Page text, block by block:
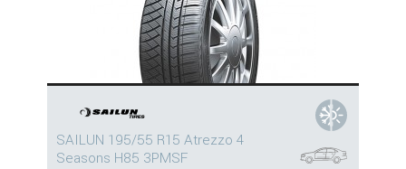
SAILUN 195/55 R15 Atrezzo 4
Seasons H85 3PMSF